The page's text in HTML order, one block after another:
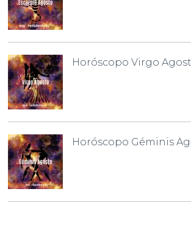
Horóscopo Virgo
Horóscopo Géminis